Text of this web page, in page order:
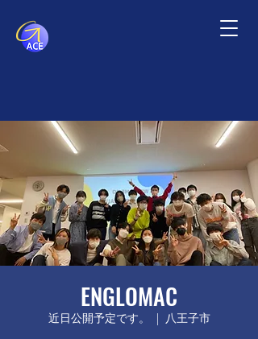
ENGLOMAC
近日公開予定です。
  |
八王子市